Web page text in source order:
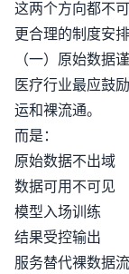
这两个方向都不可
更合理的制度安
（一）原始数据
医疗行业最应鼓
运和裸流通。
而是：
原始数据不出域
数据可用不可见
模型入场训练
结果受控输出
服务替代裸数据